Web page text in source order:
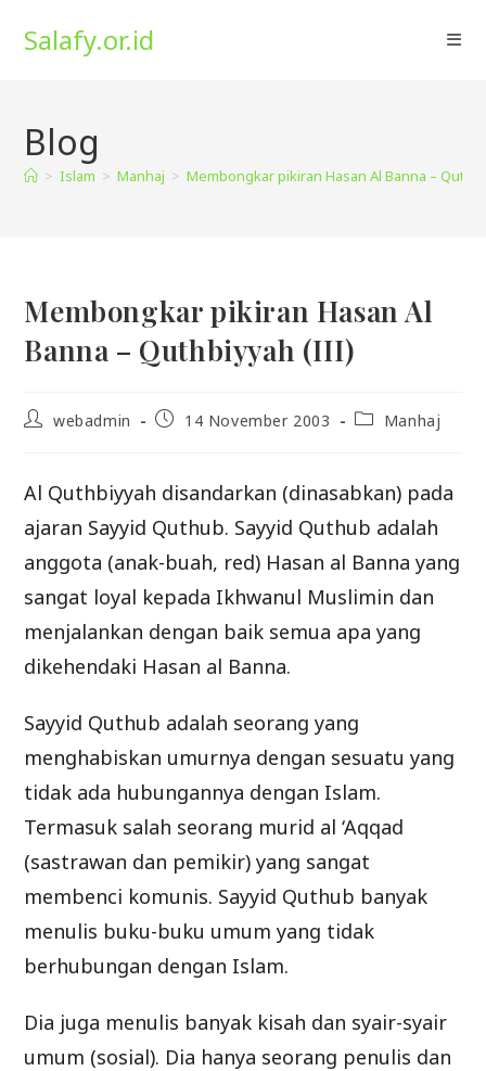
Salafy.or.id
Blog
> Islam > Manhaj > Membongkar pikiran Hasan Al Banna –
Membongkar pikiran Hasan Al
Banna – Quthbiyyah (III)
Postwebadmin
Post14 November 2003
PostManhaj
Al Quthbiyyah disandarkan (dinasabkan) pada
ajaran Sayyid Quthub. Sayyid Quthub adalah
anggota (anak-buah, red) Hasan al Banna yang
sangat loyal kepada Ikhwanul Muslimin dan
menjalankan dengan baik semua apa yang
dikehendaki Hasan al Banna.
Sayyid Quthub adalah seorang yang
menghabiskan umurnya dengan sesuatu yang
tidak ada hubungannya dengan Islam.
Termasuk salah seorang murid al ‘Aqqad
(sastrawan dan pemikir) yang sangat
membenci komunis. Sayyid Quthub banyak
menulis buku-buku umum yang tidak
berhubungan dengan Islam.
Dia juga menulis banyak kisah dan syair-syair
umum (sosial). Dia hanya seorang penulis dan